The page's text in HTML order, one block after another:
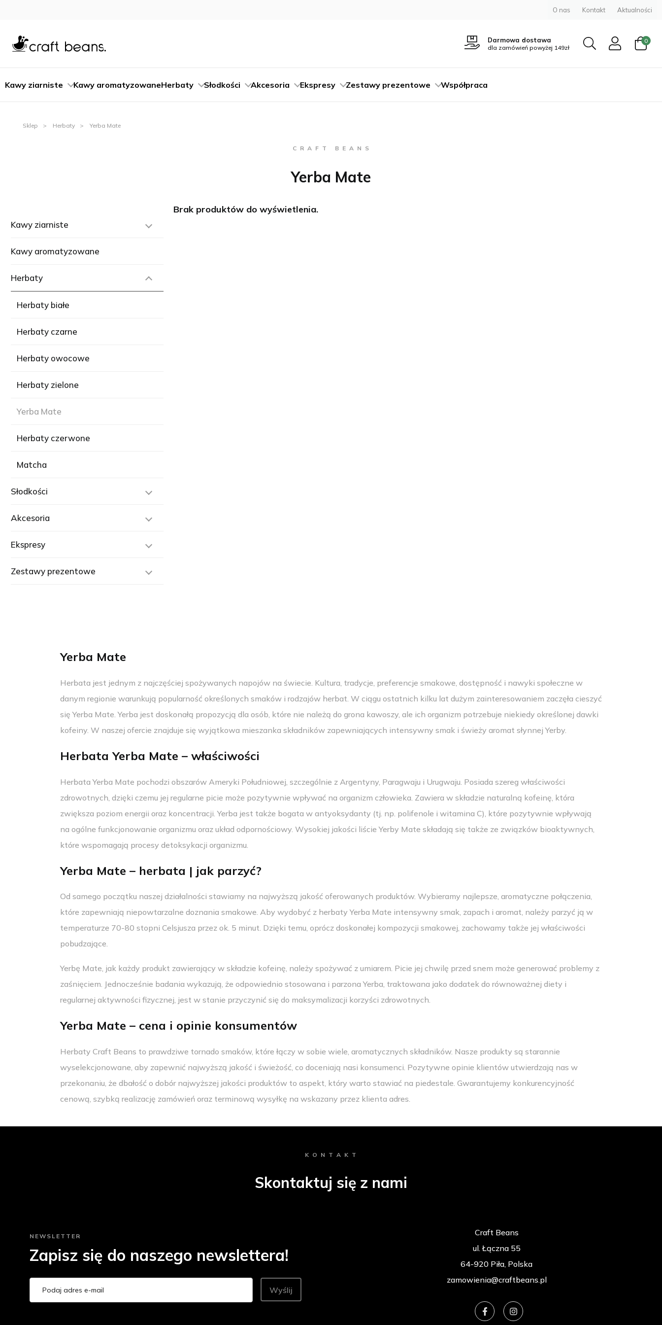
O nas Kontakt Aktualności
Darmowa dostawa
dla zamówień powyżej 149zł
0
Kawy ziarniste Kawy aromatyzowaneHerbaty Słodkości Akcesoria Ekspresy Zestawy prezentowe Współpraca
Sklep Herbaty Yerba Mate
C R A F T B E A N S
Yerba Mate
Kawy ziarniste
Kawy aromatyzowane
Herbaty
Herbaty białe
Herbaty czarne
Herbaty owocowe
Herbaty zielone
Yerba Mate
Herbaty czerwone
Matcha
Słodkości
Akcesoria
Ekspresy
Zestawy prezentowe
Brak produktów do wyświetlenia.
Yerba Mate
Herbata jest jednym z najczęściej spożywanych napojów na świecie. Kultura, tradycje, preferencje smakowe, dostępność i nawyki społeczne w
danym regionie warunkują popularność określonych smaków i rodzajów herbat. W ciągu ostatnich kilku lat dużym zainteresowaniem zaczęła cieszyć
się Yerba Mate. Yerba jest doskonałą propozycją dla osób, które nie należą do grona kawoszy, ale ich organizm potrzebuje niekiedy określonej dawki
kofeiny. W naszej ofercie znajduje się wyjątkowa mieszanka składników zapewniających intensywny smak i świeży aromat słynnej Yerby.
Herbata Yerba Mate – właściwości
Herbata Yerba Mate pochodzi obszarów Ameryki Południowej, szczególnie z Argentyny, Paragwaju i Urugwaju. Posiada szereg właściwości
zdrowotnych, dzięki czemu jej regularne picie może pozytywnie wpływać na organizm człowieka. Zawiera w składzie naturalną kofeinę, która
zwiększa poziom energii oraz koncentracji. Yerba jest także bogata w antyoksydanty (tj. np. polifenole i witamina C), które pozytywnie wpływają
na ogólne funkcjonowanie organizmu oraz układ odpornościowy. Wysokiej jakości liście Yerby Mate składają się także ze związków bioaktywnych,
które wspomagają procesy detoksykacji organizmu.
Yerba Mate – herbata | jak parzyć?
Od samego początku naszej działalności stawiamy na najwyższą jakość oferowanych produktów. Wybieramy najlepsze, aromatyczne połączenia,
które zapewniają niepowtarzalne doznania smakowe. Aby wydobyć z herbaty Yerba Mate intensywny smak, zapach i aromat, należy parzyć ją w
temperaturze 70-80 stopni Celsjusza przez ok. 5 minut. Dzięki temu, oprócz doskonałej kompozycji smakowej, zachowamy także jej właściwości
pobudzające.
Yerbę Mate, jak każdy produkt zawierający w składzie kofeinę, należy spożywać z umiarem. Picie jej chwilę przed snem może generować problemy z
zaśnięciem. Jednocześnie badania wykazują, że odpowiednio stosowana i parzona Yerba, traktowana jako dodatek do równoważnej diety i
regularnej aktywności fizycznej, jest w stanie przyczynić się do maksymalizacji korzyści zdrowotnych.
Yerba Mate – cena i opinie konsumentów
Herbaty Craft Beans to prawdziwe tornado smaków, które łączy w sobie wiele, aromatycznych składników. Nasze produkty są starannie
wyselekcjonowane, aby zapewnić najwyższą jakość i świeżość, co doceniają nasi konsumenci. Pozytywne opinie klientów utwierdzają nas w
przekonaniu, że dbałość o dobór najwyższej jakości produktów to aspekt, który warto stawiać na piedestale. Gwarantujemy konkurencyjność
cenową, szybką realizację zamówień oraz terminową wysyłkę na wskazany przez klienta adres.
K O N T A K T
Skontaktuj się z nami
NEWSLETTER
Zapisz się do naszego newslettera!
Wyślij
Craft Beans
ul. Łączna 55
64-920 Piła, Polska
zamowienia@craftbeans.pl